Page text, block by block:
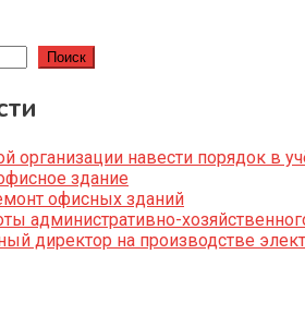
Поиск
организации навести порядок в
здание
офисных зданий
административно-
директор на производстве